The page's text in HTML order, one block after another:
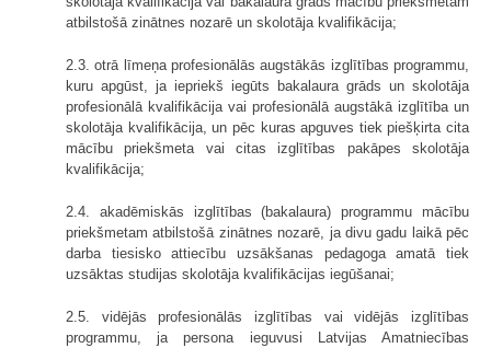
atbilstošā zinātnes nozarē un skolotāja kvalifikācija;
2.3. otrā līmeņa profesionālās augstākās izglītības programmu,
kuru apgūst, ja iepriekš iegūts bakalaura grāds un skolotāja
profesionālā kvalifikācija vai profesionālā augstākā izglītība un
skolotāja kvalifikācija, un pēc kuras apguves tiek piešķirta cita
mācību priekšmeta vai citas izglītības pakāpes skolotāja
kvalifikācija;
2.4. akadēmiskās izglītības (bakalaura) programmu mācību
priekšmetam atbilstošā zinātnes nozarē, ja divu gadu laikā pēc
darba tiesisko attiecību uzsākšanas pedagoga amatā tiek
uzsāktas studijas skolotāja kvalifikācijas iegūšanai;
2.5. vidējās profesionālās izglītības vai vidējās izglītības
programmu, ja persona ieguvusi Latvijas Amatniecības